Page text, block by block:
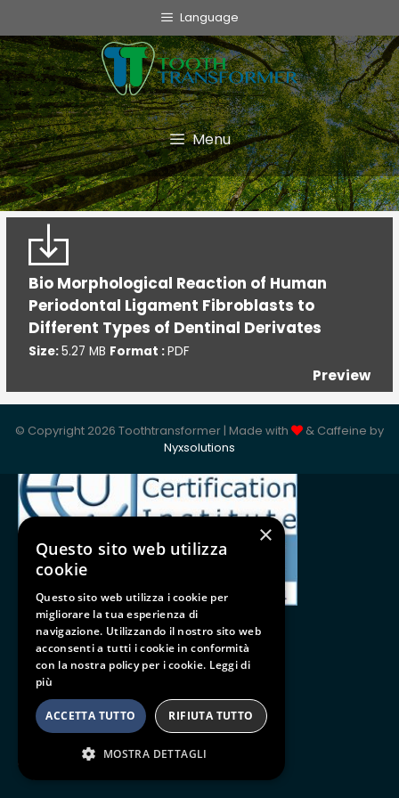
Language
Menu
Bio Morphological Reaction of Human
Periodontal Ligament Fibroblasts to
Different Types of Dentinal Derivates
Size:5.27 MB Format :PDF
Preview
Tooth Transformer system ®
The Device
Grinder
Monouso
TT Fairy
Informative
Cookie Policy
Privacy Policy
Politica della Qualità
Follow us
BE SOCIAL
© Copyright 2026 Toothtransformer | Made with
& Caffeine by
Nyxsolutions
×
Questo sito web utilizza
cookie
Questo sito web utilizza i cookie per
migliorare la tua esperienza di
navigazione. Utilizzando il nostro sito web
acconsenti a tutti i cookie in conformità
con la nostra policy per i cookie. Leggi di
più
ACCETTA TUTTO RIFIUTA TUTTO
MOSTRA DETTAGLI